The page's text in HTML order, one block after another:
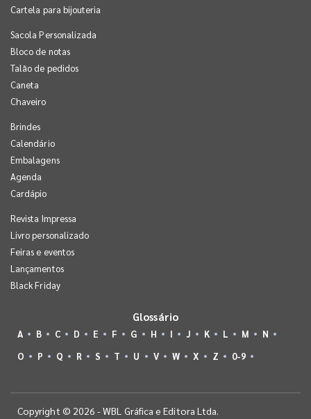
Cartela para bijouteria
Sacola Personalizada
Bloco de notas
Talão de pedidos
Caneta
Chaveiro
Brindes
Calendário
Embalagens
Agenda
Cardápio
Revista Impressa
Livro personalizado
Feiras e eventos
Lançamentos
Black Friday
Glossário
A B C D E F G H I J K L M
N
O
P Q R S T U V W X Z 0-9
Copyright © 2026 - WBL Gráfica e Editora Ltda.